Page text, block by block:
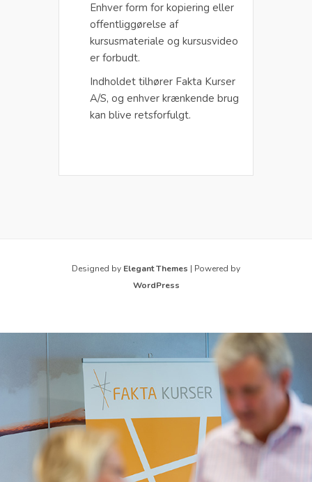
Enhver form for kopiering eller
offentliggørelse af
kursusmateriale og kursusvideo
er forbudt.
Indholdet tilhører Fakta Kurser
A/S, og enhver krænkende brug
kan blive retsforfulgt.
Designed by Elegant Themes | Powered by
WordPress